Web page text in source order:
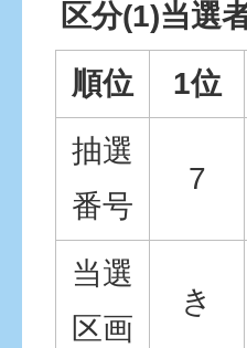
区分(1)当選
順位
1位
抽選
番号
7
当選
区画
き